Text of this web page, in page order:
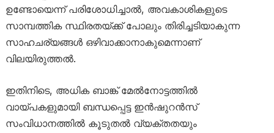
ഉണ്ടോയെന്ന് പരിശോധിച്ചാൽ, അവകാശികളുടെ
സാമ്പത്തിക സ്ഥിരതയ്ക്ക് പോലും തിരിച്ചടിയാകുന്ന
സാഹചര്യങ്ങൾ ഒഴിവാക്കാനാകുമെന്നാണ്
വിലയിരുത്തൽ.
ഇതിനിടെ, അധിക ബാങ്ക് മേൽനോട്ടത്തിൽ
വായ്പകളുമായി ബന്ധപ്പെട്ട ഇൻഷുറൻസ്
സംവിധാനത്തിൽ കൂടുതൽ വ്യക്തതയും